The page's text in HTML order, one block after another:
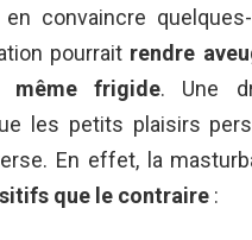
convaincre
pourrait rendre
même frigide. Une
les petits plaisirs
En effet, la
que le contraire :